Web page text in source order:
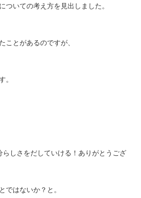
ついての考え方を見出しました。
ことがあるのですが、
。
しさをだしていける！ありがとうござ
ではないか？と。